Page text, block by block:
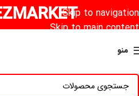
Skip to navigation
Skip to main content
منو